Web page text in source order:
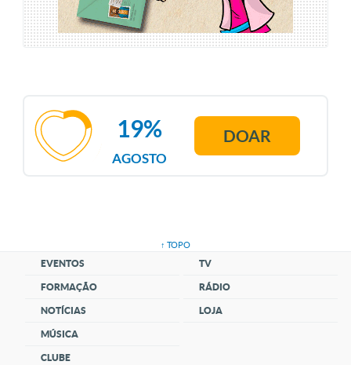
AGOSTO
19% DOAR
↑ TOPO
EVENTOS
FORMAÇÃO
NOTÍCIAS
MÚSICA
CLUBE
TV
RÁDIO
LOJA